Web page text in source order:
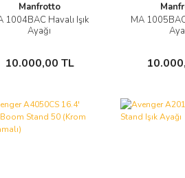
Manfrotto
1004BAC Havalı Işık
Ayağı
10.000,00 TL
Görüntüle
Sepete Ekle
MA